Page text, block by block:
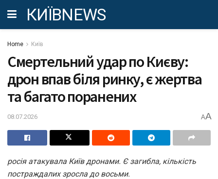
КИЇВNEWS
Home Київ
Смертельний удар по Києву:
дрон впав біля ринку, є жертва
та багато поранених
08.07.2026 AA
росія атакувала Київ дронами. Є загибла, кількість
постраждалих зросла до восьми.